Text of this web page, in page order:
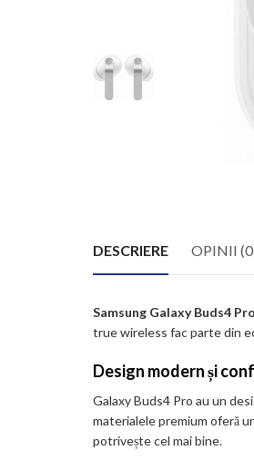
DESCRIERE OPINII
Samsung Galaxy Buds4 Pro
true wireless fac parte din
Design modern și
Galaxy Buds4 Pro au un
materialele premium oferă
potrivește cel mai bine.